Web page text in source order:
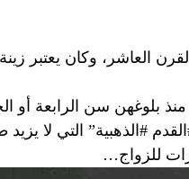
العاشر، وكان يعتبر
منذ بلوغهن سن الرابعة
#الذهبية” التي لا
للزواج…